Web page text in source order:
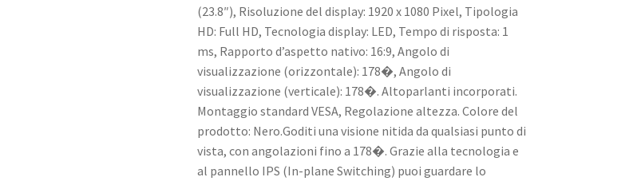
(23.8″), Risoluzione del display: 1920 x 1080 Pixel, Tipologia
HD: Full HD, Tecnologia display: LED, Tempo di risposta: 1
ms, Rapporto d’aspetto nativo: 16:9, Angolo di
visualizzazione (orizzontale): 178�, Angolo di
visualizzazione (verticale): 178�. Altoparlanti incorporati.
Montaggio standard VESA, Regolazione altezza. Colore del
prodotto: Nero.Goditi una visione nitida da qualsiasi punto di
vista, con angolazioni fino a 178�. Grazie alla tecnologia e
al pannello IPS (In-plane Switching) puoi guardare lo